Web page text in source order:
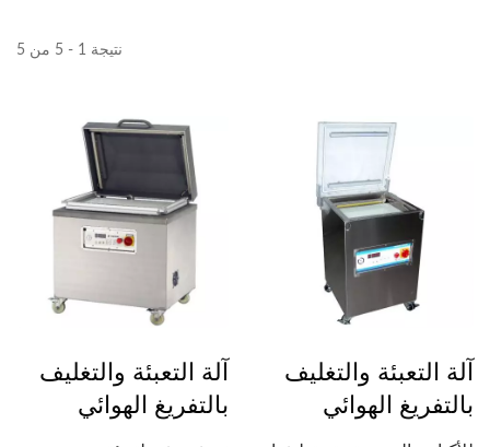
نتيجة 1 - 5 من 5
آلة التعبئة والتغليف
بالتفريغ الهوائي
آلة التعبئة والتغليف
بالتفريغ الهوائي